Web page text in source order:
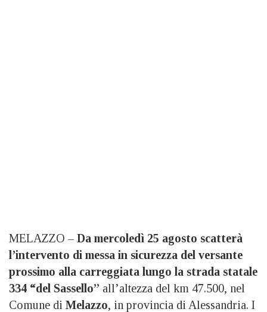
MELAZZO – Da mercoledì 25 agosto scatterà
l’intervento di messa in sicurezza del versante
prossimo alla carreggiata lungo la strada statale
334 “del Sassello” all’altezza del km 47.500, nel
Comune di Melazzo, in provincia di Alessandria. I